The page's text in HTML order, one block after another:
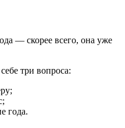
— скорее всего, она уже
три вопроса:
года.